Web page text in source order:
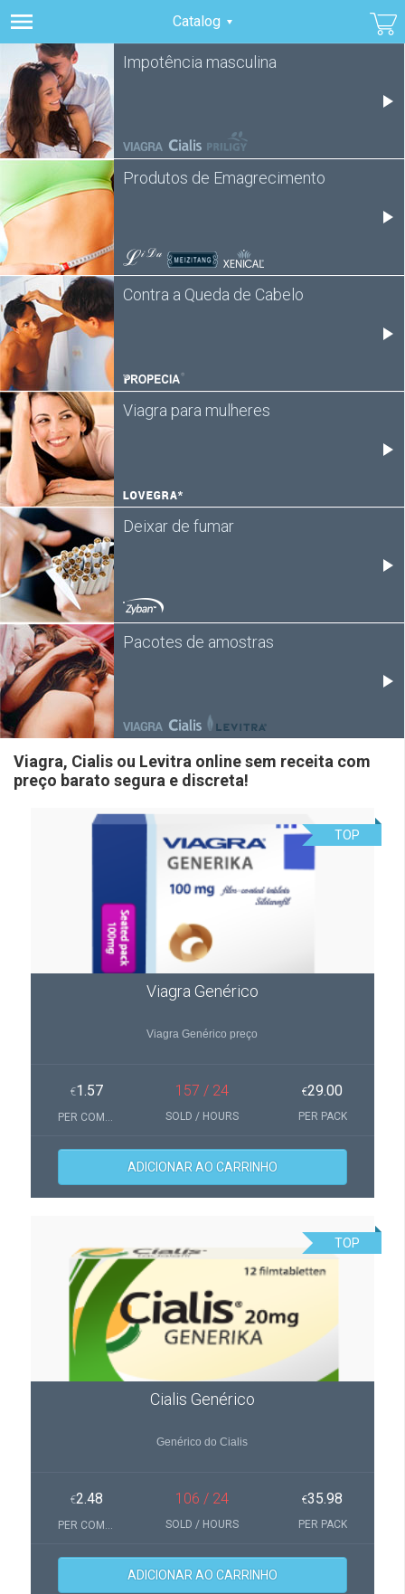
Catalog
Impotência masculina
Produtos de Emagrecimento
Contra a Queda de Cabelo
Viagra para mulheres
Deixar de fumar
Pacotes de amostras
Viagra, Cialis ou Levitra online sem receita com
preço barato segura e discreta!
TOP
Viagra Genérico
Viagra Genérico preço
€1.57
PER COMPRIMIDOS
€29.00
PER PACK
157 / 24
SOLD / HOURS
ADICIONAR AO CARRINHO
TOP
Cialis Genérico
Genérico do Cialis
€2.48
PER COMPRIMIDOS
€35.98
PER PACK
106 / 24
SOLD / HOURS
ADICIONAR AO CARRINHO